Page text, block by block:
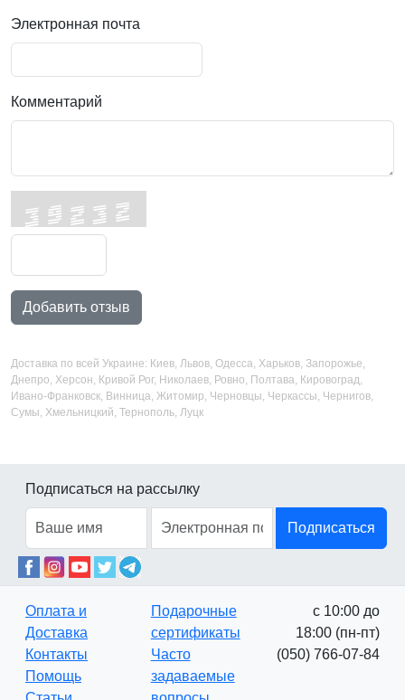
Электронная почта
Комментарий
Добавить отзыв
Доставка по всей Украине: Киев, Львов, Одесса, Харьков, Запорожье,
Днепро, Херсон, Кривой Рог, Николаев, Ровно, Полтава, Кировоград,
Ивано-Франковск, Винница, Житомир, Черновцы, Черкассы, Чернигов,
Сумы, Хмельницкий, Тернополь, Луцк
Подписаться на рассылку
Подписаться
Оплата и
Доставка
Контакты
Помощь
Подарочные
сертификаты
Часто
задаваемые
с 10:00 до
18:00 (пн-пт)
(050) 766-07-84